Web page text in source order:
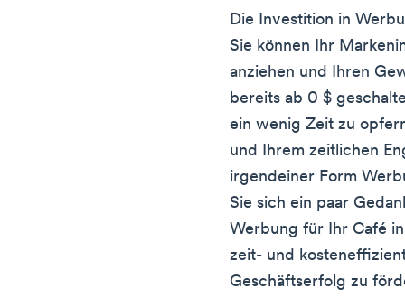
Die Investition in
Sie können Ihr
anziehen und Ihren
bereits ab 0 $
ein wenig Zeit zu
und Ihrem zeitlichen
irgendeiner Form
Sie sich ein paar
Werbung für Ihr Café
zeit- und
Geschäftserfolg zu